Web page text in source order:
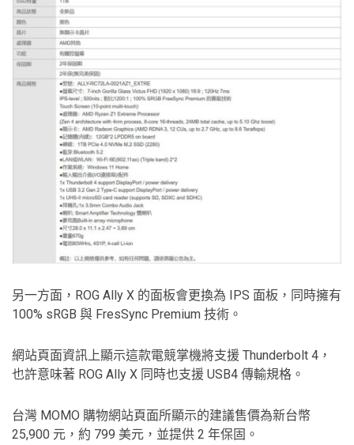
另一方面，ROG Ally X 的面板會更換為 IPS 面板，同時擁有
100% sRGB 與 FresSync Premium 技術。
網站頁面資訊上顯示這款電競掌機將支援 Thunderbolt 4，
也許意味著 ROG Ally X 同時也支援 USB4 傳輸規格。
台灣 MOMO 購物網站頁面所顯示的建議售價為新台幣
25,900 元，約 799 美元，並提供 2 年保固。